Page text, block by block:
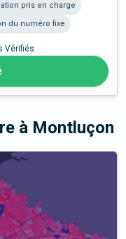
pris en charge
du numéro fixe
Vérifiés
à Montluçon